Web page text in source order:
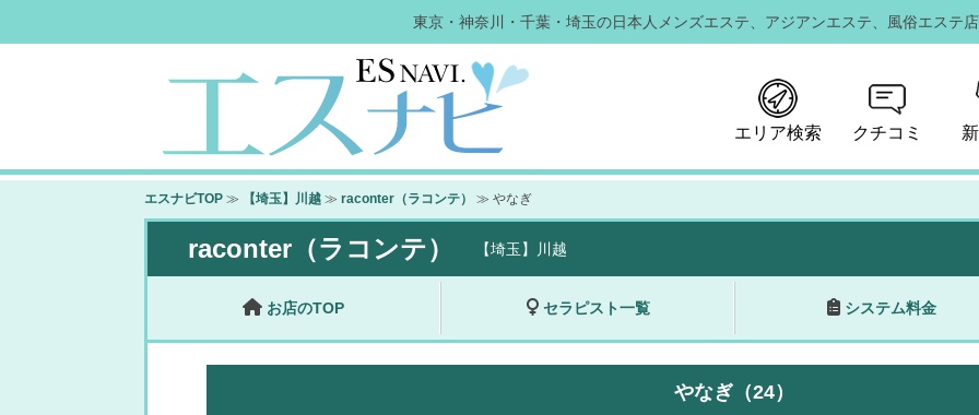
東京・神奈川・千葉・埼玉の日本人メンズエステ、 アジアンエステ、風俗エステ
エリア検索 クチコミ
エスナビTOP ≫ 【埼玉】川越 ≫ raconter（ラコンテ） ≫ やなぎ
raconter（ラコンテ） 【埼玉】川越
お店のTOP セラピスト一覧 システム料金
やなぎ（24）